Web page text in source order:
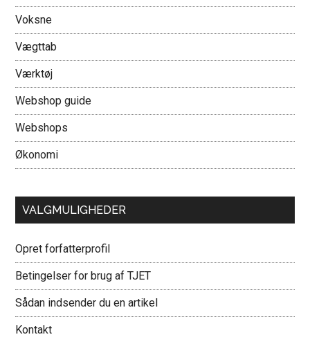
Voksne
Vægttab
Værktøj
Webshop guide
Webshops
Økonomi
VALGMULIGHEDER
Opret forfatterprofil
Betingelser for brug af TJET
Sådan indsender du en artikel
Kontakt